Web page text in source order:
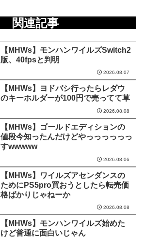
関連記事
【MHWs】モンハンワイルズSwitch2
版、40fpsと判明
2026.08.07
【MHWs】ヨドバシ行ったらレダウ
のキーホルダーが100円で売ってて草
2026.08.08
【MHWs】ゴールドエディションの
値段今知ったんだけどやっっっっっっ
すwwwww
2026.08.06
【MHWs】ワイルズアセンダンスの
ためにPS5pro買おうとしたら転売価
格ばかりじゃねーか
2026.08.08
【MHWs】モンハンワイルズ始めた
けど普通に面白いじゃん